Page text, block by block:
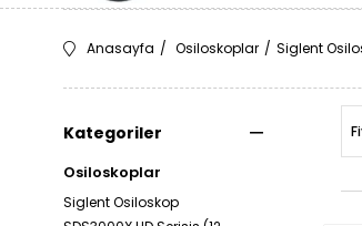
Anasayfa Osiloskoplar Siglent
Kategoriler
Osiloskoplar
Siglent Osiloskop